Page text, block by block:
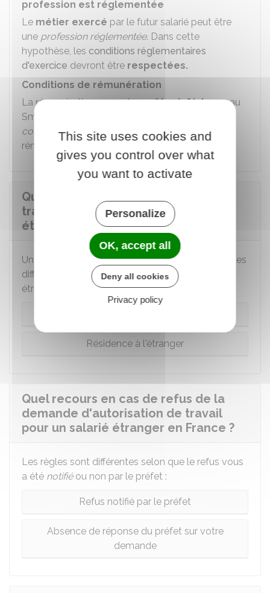
profession est réglementée
Le métier exercé par le futur salarié peut être
une profession réglementée. Dans cette
hypothèse, les conditions réglementaires
d'exercice devront être respectées.
Conditions de rémunération
La rémunération ne peutpas être inférieureau
Smic
collectiveapplicable à l'entreprise, si cette
rémunération
Que faire une fois l'autorisation de
travail obtenue pour un salarié
étranger en France ?
Une fois l'autorisation de travail obtenue, les règles
diffèrent selon le lieu de résidence du salarié
étranger :
Résidence à l'étranger
Quel recours en cas de refus de la
demande d'autorisation de travail
pour un salarié étranger en France ?
Les règles sont différentes selon que le refus vous
a été notifiéou non par le préfet :
Refus notifié par le préfet
Absence de réponse du préfet sur votre
demande
This site uses cookies and
gives you control over what
you want to activate
Personalize
OK, accept all
Deny all cookies
Privacy policy